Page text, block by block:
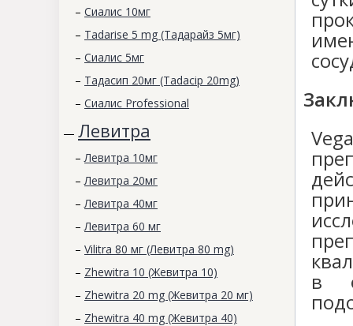
– Сиалис 10мг
– Tadarise 5 mg (Тадарайз 5мг)
– Сиалис 5мг
– Тадасип 20мг (Tadacip 20mg)
– Сиалис Professional
— Левитра
– Левитра 10мг
– Левитра 20мг
– Левитра 40мг
– Левитра 60 мг
– Vilitra 80 мг (Левитра 80 mg)
– Zhewitra 10 (Жевитра 10)
– Zhewitra 20 mg (Жевитра 20 мг)
– Zhewitra 40 mg (Жевитра 40)
в